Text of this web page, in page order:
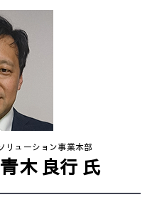
ューション事業本部
木 良行 氏